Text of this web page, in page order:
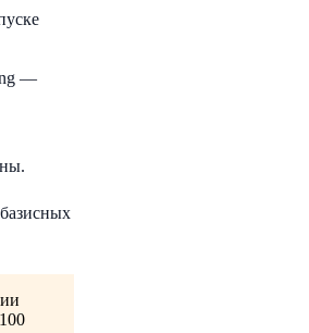
—